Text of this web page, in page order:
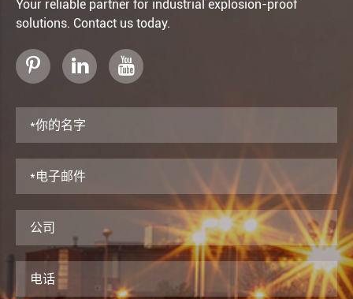
Your reliable partner for industrial explosion-proof
solutions. Contact us today.